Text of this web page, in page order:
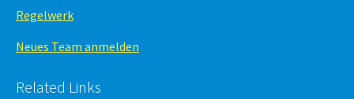
Regelwerk
Neues Team anmelden
Related Links